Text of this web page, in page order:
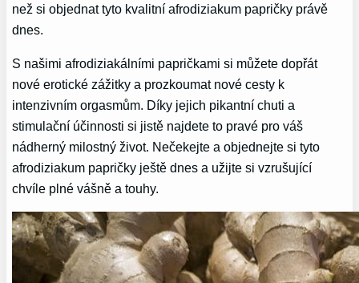
než si objednat tyto kvalitní afrodiziakum papričky právě
dnes.
S našimi afrodiziakálními papričkami si můžete dopřát
nové erotické zážitky a prozkoumat nové cesty k
intenzivním orgasmům. Díky jejich pikantní chuti a
stimulační účinnosti si jistě najdete to pravé pro váš
nádherný milostný život. Nečekejte a objednejte si tyto
afrodiziakum papričky ještě dnes a užijte si vzrušující
chvíle plné vášně a touhy.